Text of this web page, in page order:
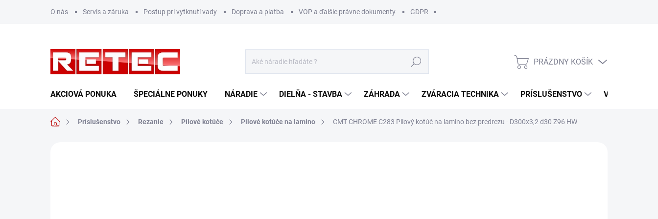
O nás Servis a záruka Postup pri vytknutí vady Doprava a platba VOP a ďalšie právne dokumenty GDPR
Hľadať
NÁKUPNÝ
PRÁZDNY KOŠÍK
AKCIOVÁ PONUKA ŠPECIÁLNE PONUKY NÁRADIE DIELŇA - STAVBA ZÁHRADA ZVÁRACIA TECHNIKA PRÍSLUŠENSTVO VÝROBCOVIA
DomovPríslušenstvo Rezanie Pílové kotúče Pílové kotúče na lamino CMT CHROME C283 Pílový kotúč na lamino bez predrezu - D300x3,2 d30 Z96 HW